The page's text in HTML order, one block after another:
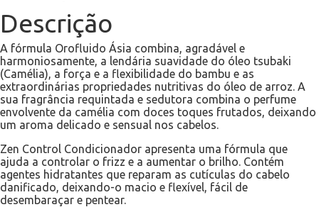
Descrição
A fórmula Orofluido Ásia combina, agradável e
harmoniosamente, a lendária suavidade do óleo tsubaki
(Camélia), a força e a flexibilidade do bambu e as
extraordinárias propriedades nutritivas do óleo de arroz. A
sua fragrância requintada e sedutora combina o perfume
envolvente da camélia com doces toques frutados, deixando
um aroma delicado e sensual nos cabelos.
Zen Control Condicionador apresenta uma fórmula que
ajuda a controlar o frizz e a aumentar o brilho. Contém
agentes hidratantes que reparam as cutículas do cabelo
danificado, deixando-o macio e flexível, fácil de
desembaraçar e pentear.